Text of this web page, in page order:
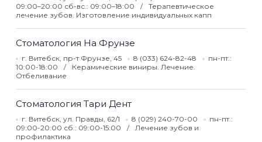
09:00–20:00 сб-вс.: 09:00–18:00
Терапевтическое
лечение зубов. Изготовление индивидуальных капп
Стоматология На Фрунзе
г. Витебск, пр-т Фрунзе, 45 8 (033) 624-82-48
пн-пт.:
10:00-18:00
Керамические виниры. Лечение.
Отбеливание
Стоматология Тари Дент
г. Витебск, ул. Правды, 62/1 8 (029) 240-70-00
пн-пт.:
09:00-20:00 сб.: 09:00-15:00
Лечение зубов и
профилактика